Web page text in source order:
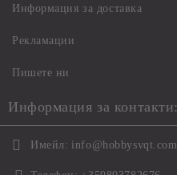
Информация за доставка
Рекламации
Пишете ни
Информация за контакти:
Имейл: info@hobbysvqt.com